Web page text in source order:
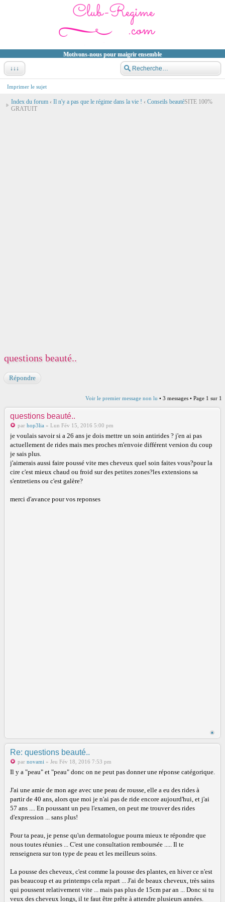
Motivons-nous pour maigrir ensemble
↓↓↓
Imprimer le sujet
Index du forum ‹ Il n'y a pas que le régime dans la vie ! ‹ Conseils beautéSITE 100%
GRATUIT
questions beauté..
Répondre
Voir le premier message non lu • 3 messages • Page 1 sur 1
questions beauté..
par hop3lia » Lun Fév 15, 2016 5:00 pm
je voulais savoir si a 26 ans je dois mettre un soin antirides ? j'en ai pas
actuellement de rides mais mes proches m'envoie différent version du coup
je sais plus.
j'aimerais aussi faire poussé vite mes cheveux quel soin faites vous?pour la
cire c'est mieux chaud ou froid sur des petites zones?les extensions sa
s'entretiens ou c'est galère?
merci d'avance pour vos reponses
Re: questions beauté..
par novami » Jeu Fév 18, 2016 7:53 pm
Il y a "peau" et "peau" donc on ne peut pas donner une réponse catégorique.
J'ai une amie de mon age avec une peau de rousse, elle a eu des rides à
partir de 40 ans, alors que moi je n'ai pas de ride encore aujourd'hui, et j'ai
57 ans .... En poussant un peu l'examen, on peut me trouver des rides
d'expression ... sans plus!
Pour ta peau, je pense qu'un dermatologue pourra mieux te répondre que
nous toutes réunies ... C'est une consultation remboursée ..... Il te
renseignera sur ton type de peau et les meilleurs soins.
La pousse des cheveux, c'est comme la pousse des plantes, en hiver ce n'est
pas beaucoup et au printemps cela repart ... J'ai de beaux cheveux, très sains
qui poussent relativement vite ... mais pas plus de 15cm par an ... Donc si tu
veux des cheveux longs, il te faut être prête à attendre plusieurs années.